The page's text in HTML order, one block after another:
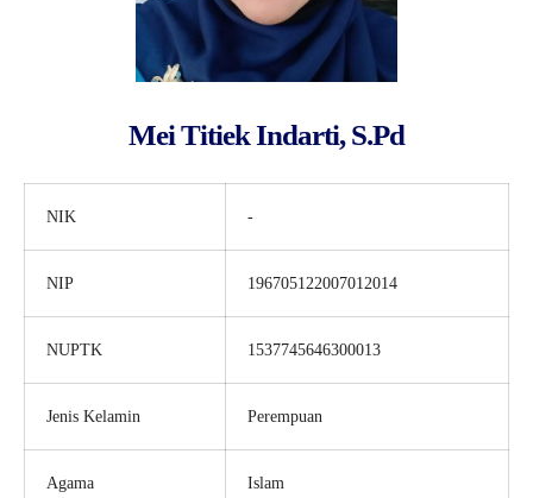
Mei Titiek Indarti, S.Pd
NIK -
NIP 196705122007012014
NUPTK 1537745646300013
Jenis Kelamin Perempuan
Agama Islam